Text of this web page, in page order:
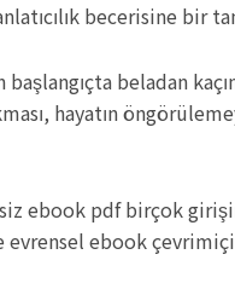
becerisine bir
beladan
hayatın
ebook pdf birçok
ebook çevrimiçi